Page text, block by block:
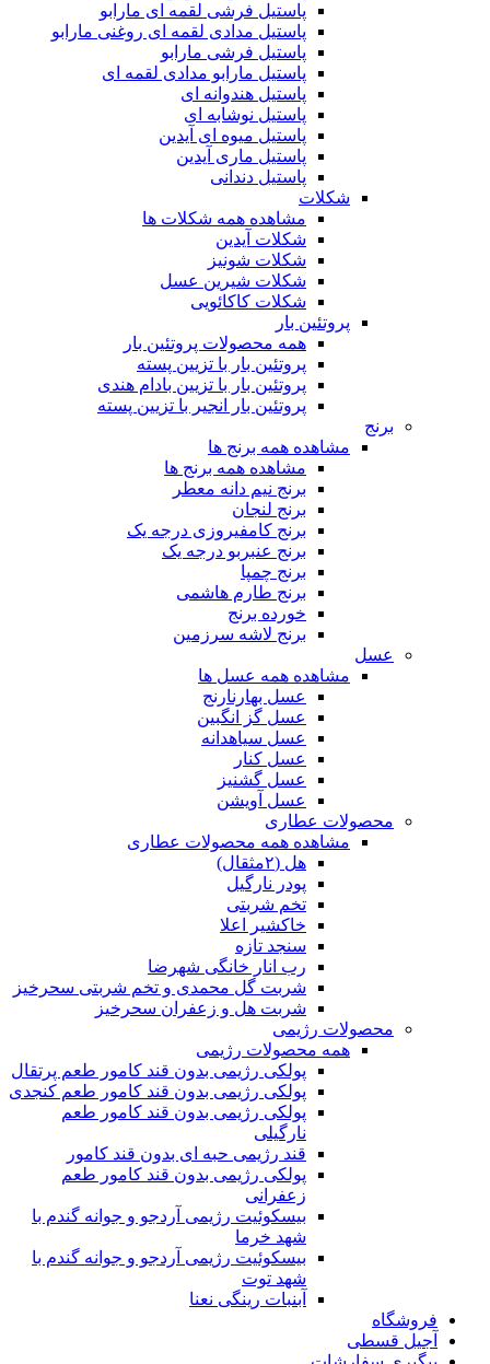
پاستیل فرشی لقمه ای مارابو
پاستیل مدادی لقمه ای روغنی مارابو
پاستیل فرشی مارابو
پاستیل مارابو مدادی لقمه ای
پاستیل هندوانه ای
پاستیل نوشابه ای
پاستیل میوه ای آیدین
پاستیل ماری آیدین
پاستیل دندانی
شکلات
مشاهده همه شکلات ها
شکلات آیدین
شکلات شونیز
شکلات شیرین عسل
شکلات کاکائویی
پروتئین بار
همه محصولات پروتئین بار
پروتئین بار با تزیین پسته
پروتئین بار با تزیین بادام هندی
پروتئین بار انجیر با تزیین پسته
برنج
مشاهده همه برنج ها
مشاهده همه برنج ها
برنج نیم دانه معطر
برنج لنجان
برنج کامفیروزی درجه یک
برنج عنبربو درجه یک
برنج چمپا
برنج طارم هاشمی
خورده برنج
برنج لاشه سرزمین
عسل
مشاهده همه عسل ها
عسل بهارنارنج
عسل گز انگبین
عسل سیاهدانه
عسل کنار
عسل گشنیز
عسل آویشن
محصولات عطاری
مشاهده همه محصولات عطاری
هل (۲مثقال)
پودر نارگیل
تخم شربتی
خاکشیر اعلا
سنجد تازه
رب انار خانگی شهرضا
شربت گل محمدی و تخم شربتی سحرخیز
شربت هل و زعفران سحرخیز
محصولات رژیمی
همه محصولات رژیمی
پولکی رژیمی بدون قند کامور طعم پرتقال
پولکی رژیمی بدون قند کامور طعم کنجدی
پولکی رژیمی بدون قند کامور طعم
نارگیلی
قند رژیمی حبه ای بدون قند کامور
پولکی رژیمی بدون قند کامور طعم
زعفرانی
بيسکوئيت رژیمی آردجو و جوانه گندم با
شهد خرما
بيسکوئيت رژیمی آردجو و جوانه گندم با
شهد توت
آبنبات رینگی نعنا
فروشگاه
آجیل قسطی